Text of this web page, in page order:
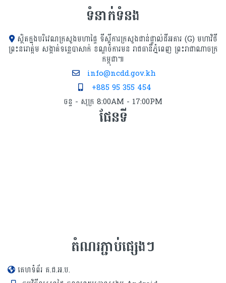
ទំនាក់ទំនង
ស្ថិតក្នុងបរិវេណក្រសួងមហាផ្ទៃ ទីស្ដីការក្រសួង​ជាន់ផ្ទាល់ដីអគារ (G) មហាវិថី
ព្រះនរោត្តម សង្កាត់ទន្លេបាសាក់ ខណ្ឌចំការមន រាជធានីភ្នំពេញ ព្រះរាជាណាចក្រ
កម្ពុជា៕
info@ncdd.gov.kh
+885 95 355 454
ចន្ទ - សុក្រ 8:00AM - 17:00PM
ផែនទី
តំណរភ្ជាប់ផ្សេងៗ
គេហទំព័រ គ.ជ.អ.ប.